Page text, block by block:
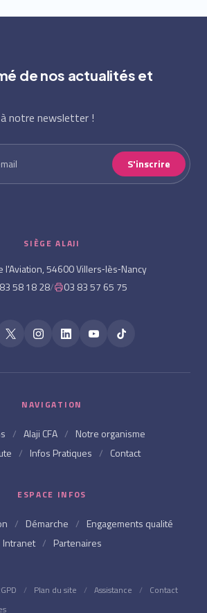
de nos actualités et
notre newsletter !
S'inscrire
SIÈGE ALAJI
l'Aviation, 54600 Villers‑lès‑Nancy
58 18 28/ 03 83 57 65 75
NAVIGATION
/ Alaji CFA / Notre organisme
/ Infos Pratiques / Contact
ESPACE INFOS
/ Démarche / Engagements qualité
Intranet / Partenaires
/ Plan du site / Assistance /
Contact